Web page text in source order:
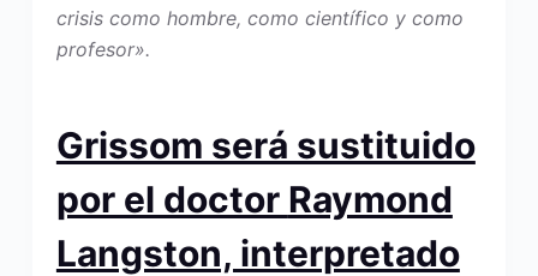
crisis como hombre, como científico y como
profesor».
Grissom será sustituido
por el doctor Raymond
Langston, interpretado